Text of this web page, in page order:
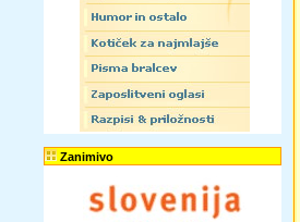
Zanimivo